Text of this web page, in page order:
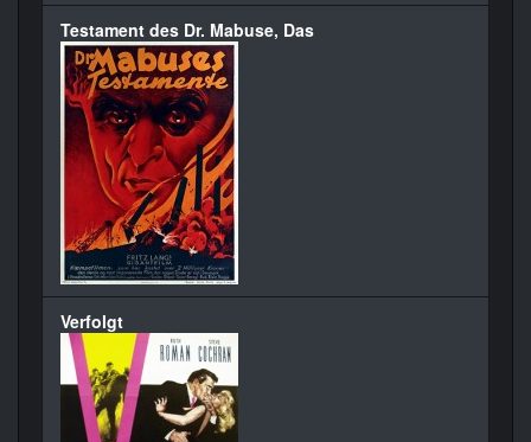
Testament des Dr. Mabuse, Das
Verfolgt